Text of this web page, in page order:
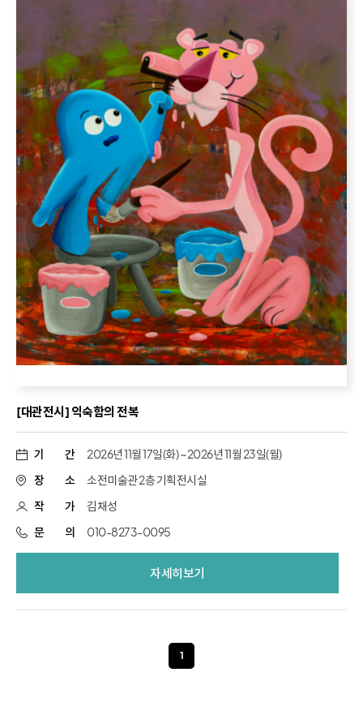
[대관전시] 익숙함의 전복
기 간
2026년 11월 17일(화) ~ 2026년 11월 23일(월)
장
소
소전미술관 2층 기획전시실
작
가
김채성
문
의 010-8273-0095
자세히보기
1